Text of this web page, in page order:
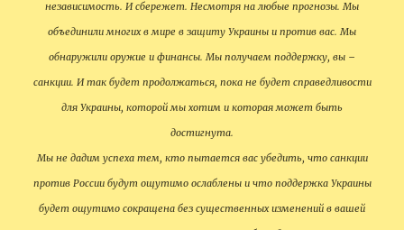
независимость. И сбережет. Несмотря на любые прогнозы. Мы
объединили многих в мире в защиту Украины и против вас. Мы
обнаружили оружие и финансы. Мы получаем поддержку, вы –
санкции. И так будет продолжаться, пока не будет справедливости
для Украины, которой мы хотим и которая может быть
достигнута.
Мы не дадим успеха тем, кто пытается вас убедить, что санкции
против России будут ощутимо ослаблены и что поддержка Украины
будет ощутимо сокращена без существенных изменений в вашей